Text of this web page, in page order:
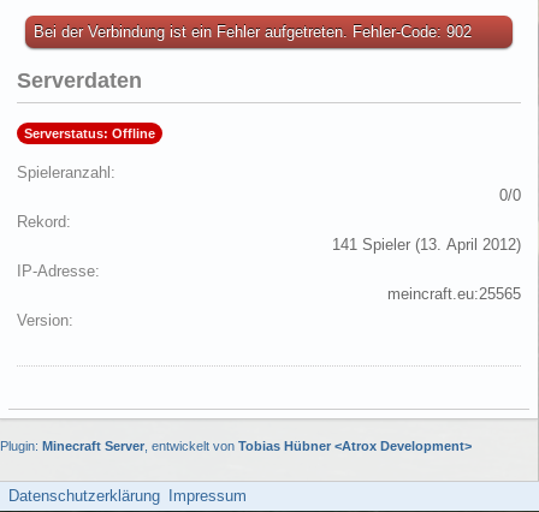
Bei der Verbindung ist ein Fehler aufgetreten. Fehler-Code: 902
Serverdaten
Serverstatus: Offline
Spieleranzahl
0/0
Rekord
141 Spieler (13. April 2012)
IP-Adresse
meincraft.eu:25565
Version
Plugin: Minecraft Server , entwickelt von Tobias Hübner <Atrox Development>
Datenschutzerklärung Impressum